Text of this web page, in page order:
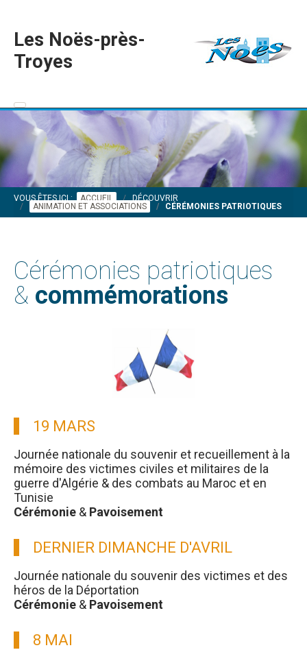
Les Noës-près-
Troyes
VOUS ÊTES ICI : ACCUEIL
DÉCOUVRIR
ANIMATION ET ASSOCIATIONS
CÉRÉMONIES PATRIOTIQUES
Cérémonies patriotiques
& commémorations
19 MARS
Journée nationale du souvenir et recueillement à la
mémoire des victimes civiles et militaires de la
guerre d'Algérie & des combats au Maroc et en
Tunisie
Cérémonie & Pavoisement
DERNIER DIMANCHE D'AVRIL
Journée nationale du souvenir des victimes et des
héros de la Déportation
Cérémonie & Pavoisement
8 MAI